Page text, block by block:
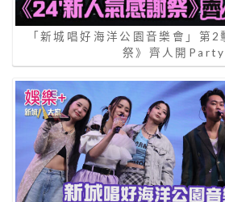
「新城唱好海洋公園音樂會」第
祭》齊人開Party